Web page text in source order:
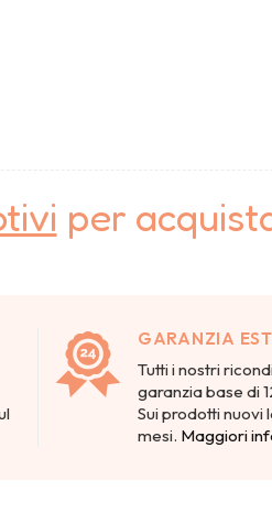
per
GARANZIA
Tutti i nostri
garanzia base di
Sui prodotti nuovi
mesi. Maggiori